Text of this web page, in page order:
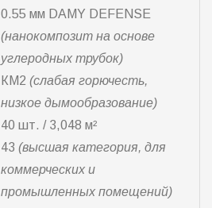
0.55 мм DAMY DEFENSE
(нанокомпозит на основе
углеродных трубок)
КМ2 (слабая горючесть,
низкое дымообразование)
40 шт. / 3,048 м²
43 (высшая категория, для
коммерческих и
промышленных помещений)